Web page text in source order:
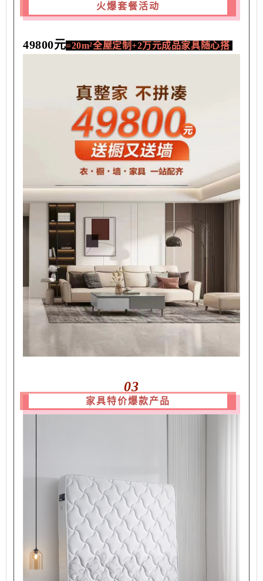
火爆套餐活动
49800元=20m²全屋定制+2万元成品家具随心搭
03
家具特价爆款产品